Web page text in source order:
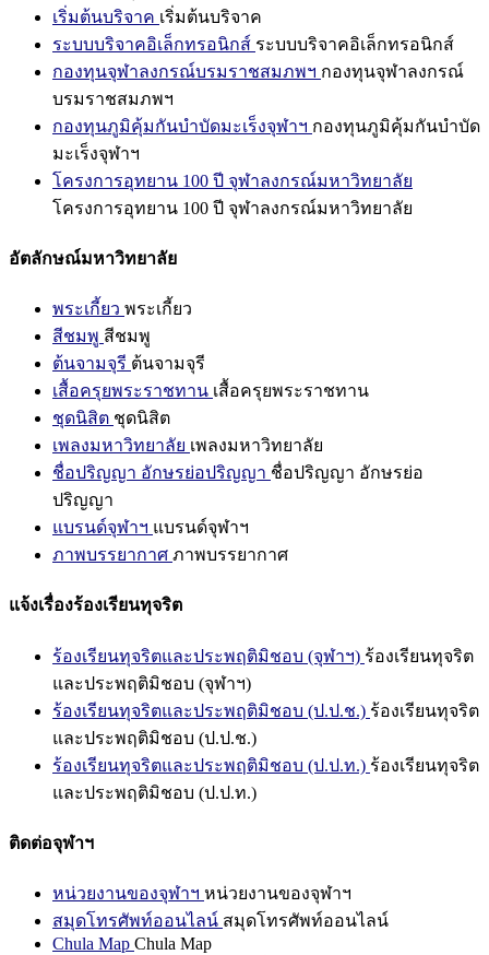
เริ่มต้นบริจาค เริ่มต้นบริจาค
ระบบบริจาคอิเล็กทรอนิกส์ ระบบบริจาคอิเล็กทรอนิกส์
กองทุนจุฬาลงกรณ์บรมราชสมภพฯ กองทุนจุฬาลงกรณ์
บรมราชสมภพฯ
กองทุนภูมิคุ้มกันบำบัดมะเร็งจุฬาฯ กองทุนภูมิคุ้มกันบำบัด
มะเร็งจุฬาฯ
โครงการอุทยาน 100 ปี จุฬาลงกรณ์มหาวิทยาลัย
โครงการอุทยาน 100 ปี จุฬาลงกรณ์มหาวิทยาลัย
อัตลักษณ์มหาวิทยาลัย
พระเกี้ยว พระเกี้ยว
สีชมพู สีชมพู
ต้นจามจุรี ต้นจามจุรี
เสื้อครุยพระราชทาน เสื้อครุยพระราชทาน
ชุดนิสิต ชุดนิสิต
เพลงมหาวิทยาลัย เพลงมหาวิทยาลัย
ชื่อปริญญา อักษรย่อปริญญา ชื่อปริญญา อักษรย่อ
ปริญญา
แบรนด์จุฬาฯ แบรนด์จุฬาฯ
ภาพบรรยากาศ ภาพบรรยากาศ
แจ้งเรื่องร้องเรียนทุจริต
ร้องเรียนทุจริตและประพฤติมิชอบ (จุฬาฯ) ร้องเรียนทุจริต
และประพฤติมิชอบ (จุฬาฯ)
ร้องเรียนทุจริตและประพฤติมิชอบ (ป.ป.ช.) ร้องเรียนทุจริต
และประพฤติมิชอบ (ป.ป.ช.)
ร้องเรียนทุจริตและประพฤติมิชอบ (ป.ป.ท.) ร้องเรียนทุจริต
และประพฤติมิชอบ (ป.ป.ท.)
ติดต่อจุฬาฯ
หน่วยงานของจุฬาฯ หน่วยงานของจุฬาฯ
สมุดโทรศัพท์ออนไลน์ สมุดโทรศัพท์ออนไลน์
Chula Map Chula Map